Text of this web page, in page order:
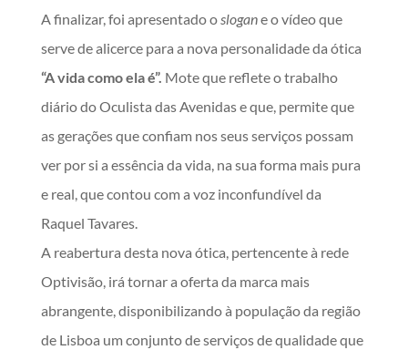
A finalizar, foi apresentado oslogane o vídeo que
serve de alicerce para a nova personalidade da ótica
“A vida como ela é”. Mote que reflete o trabalho
diário do Oculista das Avenidas e que, permite que
as gerações que confiam nos seus serviços possam
ver por si a essência da vida, na sua forma mais pura
e real, que contou com a voz inconfundível da
Raquel Tavares.
A reabertura desta nova ótica, pertencente à rede
Optivisão, irá tornar a oferta da marca mais
abrangente, disponibilizando à população da região
de Lisboa um conjunto de serviços de qualidade que